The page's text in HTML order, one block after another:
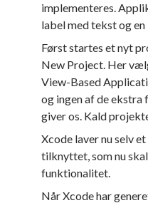
implementeres.
label med tekst og
Først startes et nyt
New Project. Her
View-Based
og ingen af de ekstra
giver os. Kald
Xcode laver nu selv
tilknyttet, som nu
funktionalitet.
Når Xcode har